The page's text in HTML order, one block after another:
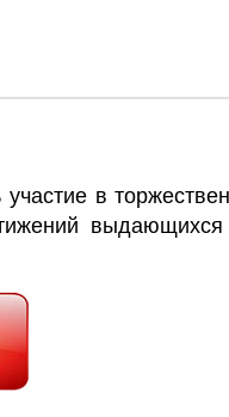
в